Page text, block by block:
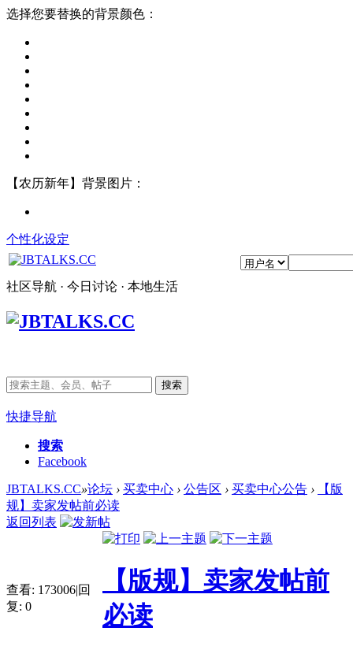
选择您要替换的背景颜色：
【农历新年】背景图片：
个性化设定
社区导航 · 今日讨论 · 本地生活
搜索
快捷导航
搜索
Facebook
JBTALKS.CC»论坛 › 买卖中心 › 公告区 › 买卖中心公告 ›
【版
规】卖家发帖前必读
返回列表
查看: 173006|回
复: 0
【版规】卖家发帖前
必读